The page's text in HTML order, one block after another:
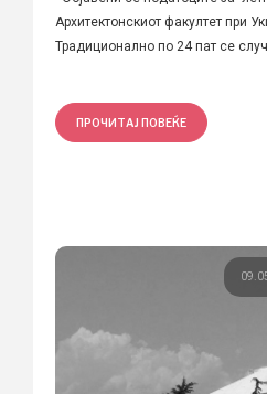
Архитектонскиот факултет при
Традиционално по 24 пат се
ПРОЧИТАЈ ПОВЕЌЕ